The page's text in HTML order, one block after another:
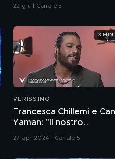
22 giu | Canale 5
VERISSIMO
Francesca Chillemi e Can
Yaman: "Il nostro
rapporto sul set"
27 apr 2024 | Canale 5
3 MIN